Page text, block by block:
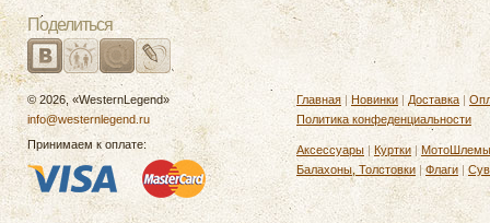
Поделиться
© 2026, «WesternLegend»
info@westernlegend.ru
Принимаем к оплате:
Главная | Новинки | Доставка |
Политика конфеденциальности
Аксессуары | Куртки | МотоШлемы
Балахоны, Толстовки |Флаги |